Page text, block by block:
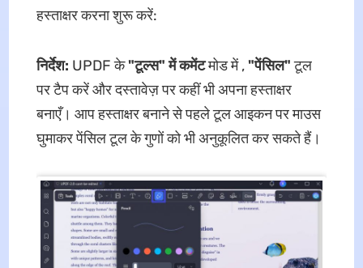
हस्ताक्षर करना शुरू करें:
निर्देश: UPDF के"टूल्स" मेंकमेंटमोड में , "पेंसिल"टूल
पर टैप करें और दस्तावेज़ पर कहीं भी अपना हस्ताक्षर
बनाएँ। आप हस्ताक्षर बनाने से पहले टूल आइकन पर माउस
घुमाकर पेंसिल टूल के गुणों को भी अनुकूलित कर सकते हैं।